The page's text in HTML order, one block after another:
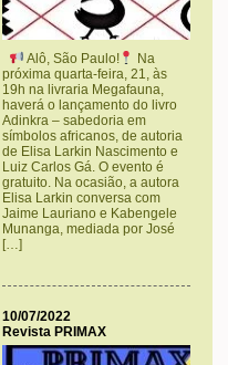
Alô, São Paulo!
Na
próxima quarta-feira, 21, às
19h na livraria Megafauna,
haverá o lançamento do livro
Adinkra – sabedoria em
símbolos africanos, de autoria
de Elisa Larkin Nascimento e
Luiz Carlos Gá. O evento é
gratuito. Na ocasião, a autora
Elisa Larkin conversa com
Jaime Lauriano e Kabengele
Munanga, mediada por José
[…]
10/07/2022
Revista PRIMAX